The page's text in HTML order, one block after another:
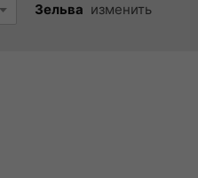
Зельва изменить